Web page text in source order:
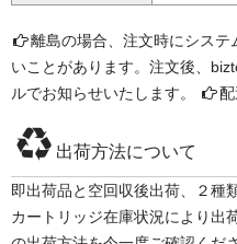
離島の場合、注文時にシス
いことがあります。注文後、
ルでお知らせいたします。
配
出荷方法について
即出荷品と空回収後出荷、２種
カートリッジ在庫状況により出